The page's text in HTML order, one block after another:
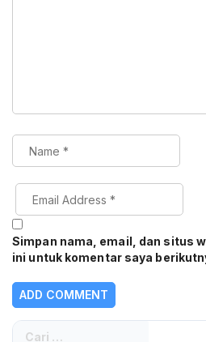
Simpan nama, email, dan situs
ini untuk komentar saya
Cari